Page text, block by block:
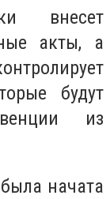
внесет
акты, а
будут
из
начата